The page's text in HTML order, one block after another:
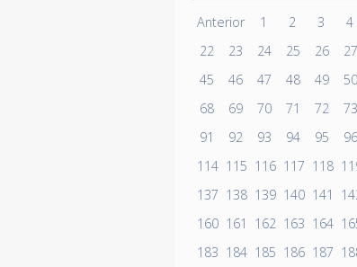
Anterior 1 2 3 4
22
23 24 25 26 27
45
46 47 48 49 50
68
69 70 71 72 73
91
92 93 94 95 96
114 115 116 117 118
137 138 139 140 141
160 161 162 163 164
183 184 185 186 187